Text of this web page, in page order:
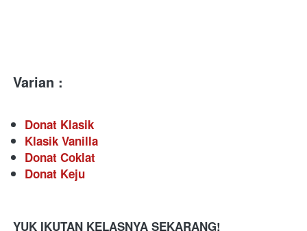
Varian :
Donat Klasik
Klasik Vanilla
Donat Coklat
Donat Keju
YUK IKUTAN KELASNYA SEKARANG!